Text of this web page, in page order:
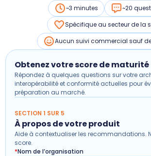
~3 minutes
~20
Spécifique au secteur de la
Aucun suivi commercial sauf
Obtenez votre score de maturité
Répondez à quelques questions sur votre
interopérabilité et conformité actuelles pour
préparation au marché.
SECTION 1 SUR 5
À propos de votre produit
Aide à contextualiser les recommandations.
score.
*Nom de l’organisation